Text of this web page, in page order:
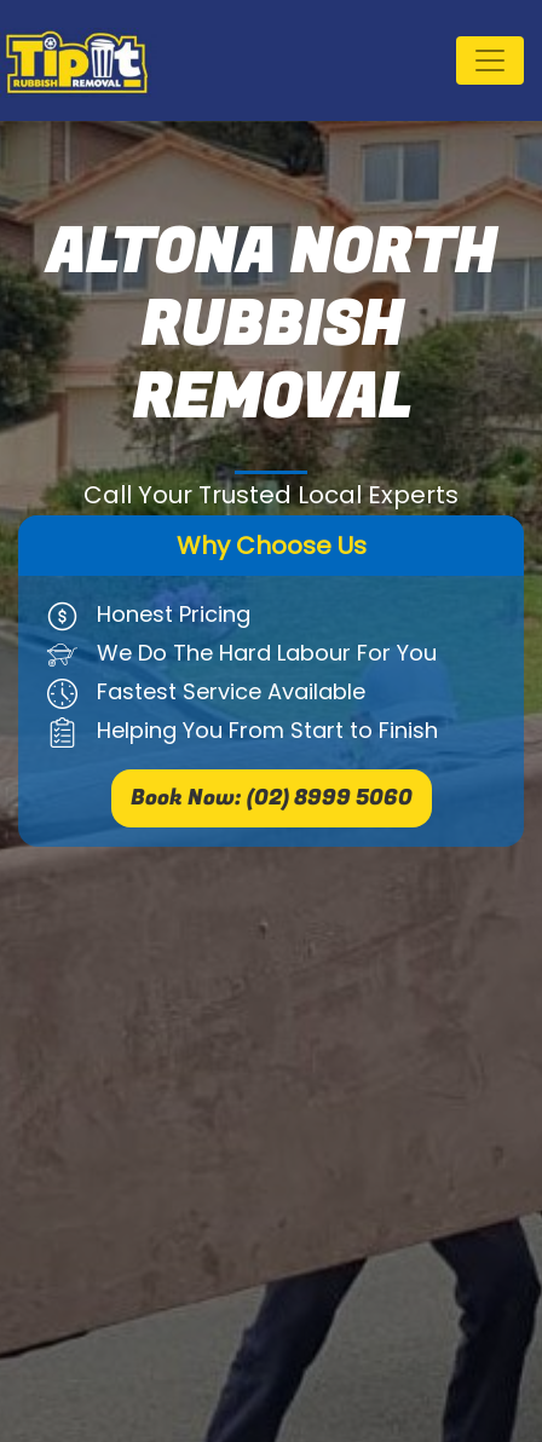
ALTONA NORTH
RUBBISH
REMOVAL
Call Your Trusted Local Experts
Why Choose Us
Honest Pricing
We Do The Hard Labour For You
Fastest Service Available
Helping You From Start to Finish
Book Now: (02) 8999 5060